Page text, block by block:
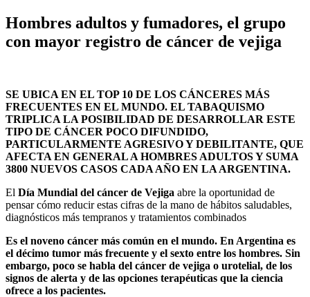
Hombres adultos y fumadores, el grupo
con mayor registro de cáncer de vejiga
SE UBICA EN EL TOP 10 DE LOS CÁNCERES MÁS
FRECUENTES EN EL MUNDO. EL TABAQUISMO
TRIPLICA LA POSIBILIDAD DE DESARROLLAR ESTE
TIPO DE CÁNCER POCO DIFUNDIDO,
PARTICULARMENTE AGRESIVO Y DEBILITANTE, QUE
AFECTA EN GENERAL A HOMBRES ADULTOS Y SUMA
3800 NUEVOS CASOS CADA AÑO EN LA ARGENTINA.
El Día Mundial del cáncer de Vejiga abre la oportunidad de
pensar cómo reducir estas cifras de la mano de hábitos saludables,
diagnósticos más tempranos y tratamientos combinados
Es el noveno cáncer más común en el mundo. En Argentina es
el décimo tumor más frecuente y el sexto entre los hombres. Sin
embargo, poco se habla del cáncer de vejiga o urotelial, de los
signos de alerta y de las opciones terapéuticas que la ciencia
ofrece a los pacientes.